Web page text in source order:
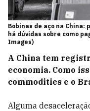
Bobinas de aço na China:
há dúvidas sobre como
Images)
A China tem
economia. Como
commodities e o
Alguma